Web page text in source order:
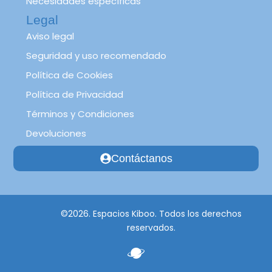
Legal
Aviso legal
Seguridad y uso recomendado
Política de Cookies
Política de Privacidad
Términos y Condiciones
Devoluciones
Contáctanos
©2026. Espacios Kiboo. Todos los derechos
reservados.